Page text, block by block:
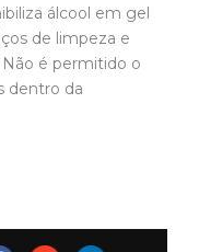
álcool em gel
de limpeza e
é permitido o
dentro da